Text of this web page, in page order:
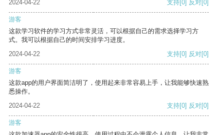
2024-04-22 支持 [0] 反对 [0]
游客
这款学习软件的学习方式非常灵活，可以根据自己的需求选择学习方
式。我可以根据自己的时间安排学习进度。
2024-04-22
支持[0] 反对[0]
游客
这款app的用户界面简洁明了，使用起来非常容易上手，让我能够快速熟
悉操作。
2024-04-22
支持[0] 反对[0]
游客